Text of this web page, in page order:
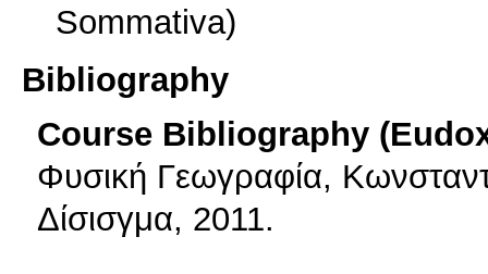
Sommativa)
Bibliography
Course Bibliography
Φυσική Γεωγραφία,
Δίσισγμα, 2011.